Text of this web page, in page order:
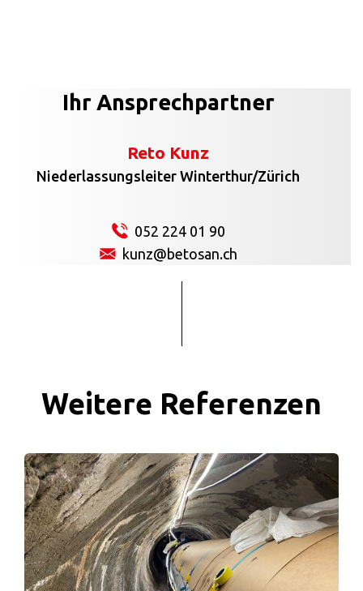
Ihr Ansprechpartner
Reto Kunz
Niederlassungsleiter Winterthur/Zürich
052 224 01 90
kunz@betosan.ch
Weitere Referenzen